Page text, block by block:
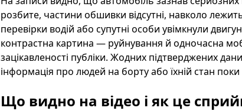
розбите, частини обшивки відсутні, навколо
перевірки водій або супутні особи увімкнули
контрастна картина — руйнування й одночасна
зацікавленості публіки. Жодних підтверджених
інформація про людей на борту або їхній стан
Що видно на відео і як це